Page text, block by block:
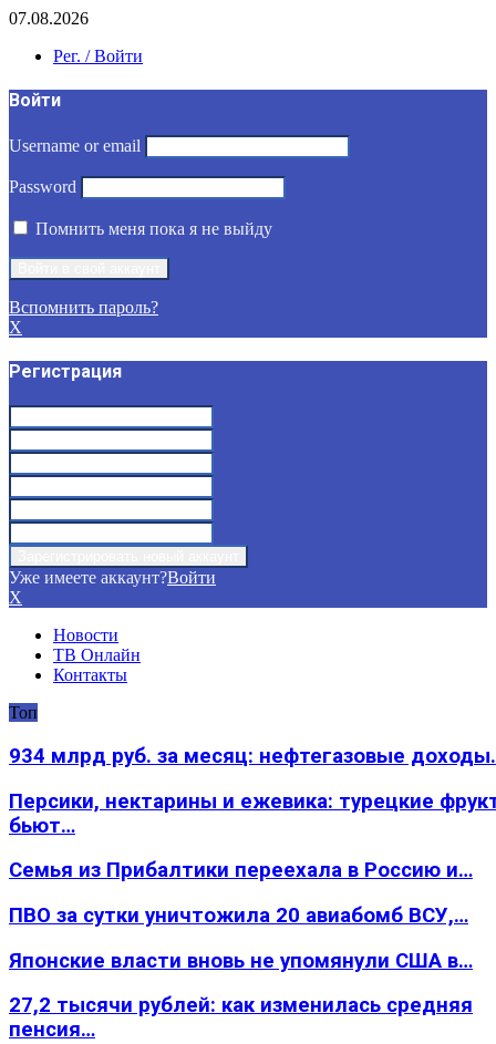
07.08.2026
Рег. / Войти
Войти
Username or email
Password
Помнить меня пока я не выйду
Вспомнить пароль?
X
Регистрация
Уже имеете аккаунт?Войти
X
Новости
ТВ Онлайн
Контакты
Топ
934 млрд руб. за месяц: нефтегазовые
Персики, нектарины и ежевика: турецкие
бьют…
Семья из Прибалтики переехала в Россию и…
ПВО за сутки уничтожила 20 авиабомб ВСУ,…
Японские власти вновь не упомянули США в…
27,2 тысячи рублей: как изменилась средняя
пенсия…